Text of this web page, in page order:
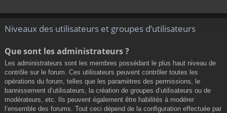
Niveaux des utilisateurs et groupes d’utilisateurs
Que sont les administrateurs ?
Les administrateurs sont les membres possédant le plus haut niveau de
contrôle sur le forum. Ces utilisateurs peuvent contrôler toutes les
opérations du forum, telles que les paramètres des permissions, le
bannissement d’utilisateurs, la création de groupes d’utilisateurs ou de
modérateurs, etc. Ils peuvent également être habilités à modérer
l’ensemble des forums. Tout ceci dépend de la configuration effectuée par